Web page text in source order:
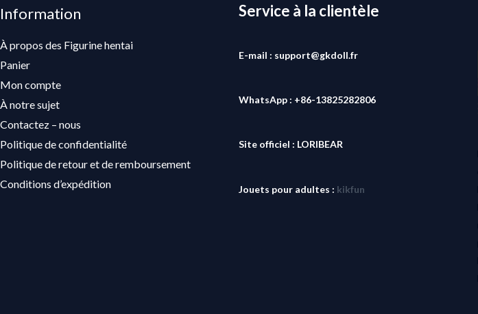
Information
À propos des Figurine hentai
Panier
Mon compte
À notre sujet
Contactez – nous
Politique de confidentialité
Politique de retour et de remboursement
Conditions d’expédition
Service à la clientèle
E-mail : support@gkdoll.fr
WhatsApp : +86-13825282806
Site officiel : LORIBEAR
Jouets pour adultes : kikfun